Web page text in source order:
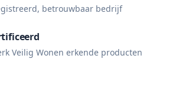
betrouwbaar bedrijf
Veilig Wonen erkende producten